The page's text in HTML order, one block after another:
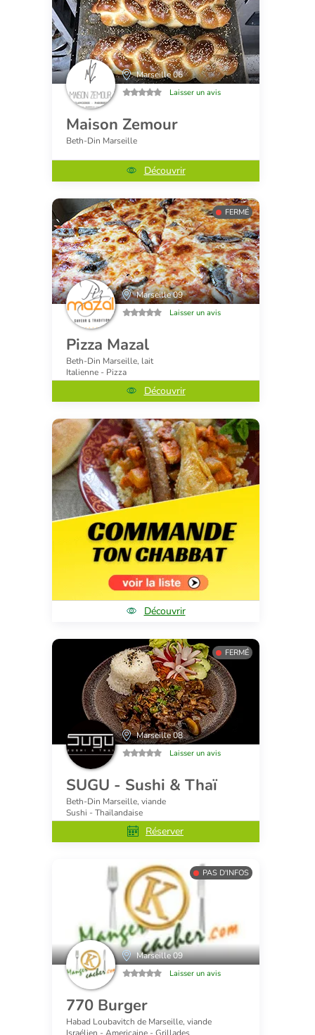
Marseille 06
Laisser un avis
Maison Zemour
Beth-Din Marseille
Découvrir
FERMÉ
Marseille 09
Laisser un avis
Pizza Mazal
Beth-Din Marseille, lait
Italienne - Pizza
Découvrir
Découvrir
FERMÉ
Marseille 08
Laisser un avis
SUGU - Sushi & Thaï
Beth-Din Marseille, viande
Sushi - Thaïlandaise
Réserver
PAS D'INFOS
Marseille 09
Laisser un avis
770 Burger
Habad Loubavitch de Marseille, viande